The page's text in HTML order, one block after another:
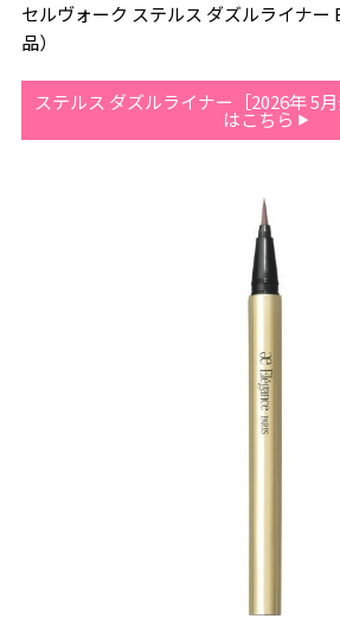
セルヴォーク ステルス ダズルライナー
品）
ステルス ダズルライナー［2026年 5
はこちら